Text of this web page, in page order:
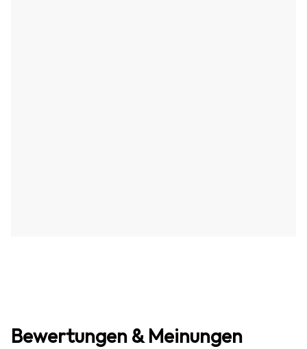
Bewertungen & Meinungen